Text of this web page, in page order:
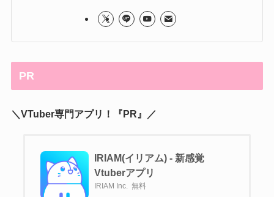
PR
＼VTuber専門アプリ！『PR』／
IRIAM(イリアム) - 新感覚
Vtuberアプリ
IRIAM Inc. 無料